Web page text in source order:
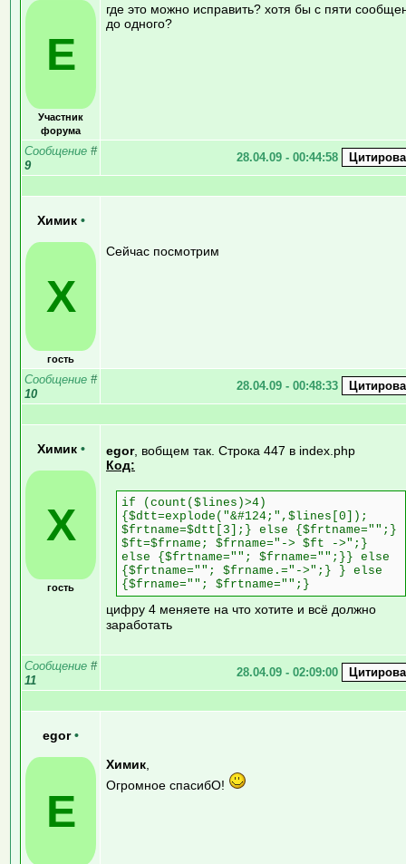
E
Участник
форума
где это можно исправить? хотя бы с пяти
до одного?
Сообщение #
9
28.04.09 - 00:44:58
Химик •
Х
гость
Сейчас посмотрим
Сообщение #
10
28.04.09 - 00:48:33
Химик •
Х
гость
egor, вобщем так. Строка 447 в index.php
Код:
if (count($lines)>4)
{$dtt=explode("&#124;",$lines[0]);
$frtname=$dtt[3];} else {$frtname="";}
$ft=$frname; $frname="-> $ft ->";}
else {$frtname=""; $frname="";}} else
{$frtname=""; $frname.="->";} } else
{$frname=""; $frtname="";}
цифру 4 меняете на что хотите и всё должно
заработать
Сообщение #
11
28.04.09 - 02:09:00
egor •
E
Химик
Огромное спасибО!